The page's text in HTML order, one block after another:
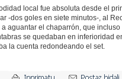
local fue absoluta desde el
-dos goles en siete minutos-, al
aguantar el chaparrón, que
se quedaban en inferioridad
la cuenta redondeando el set.